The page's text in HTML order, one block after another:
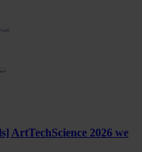
ArtTechScience 2026 we